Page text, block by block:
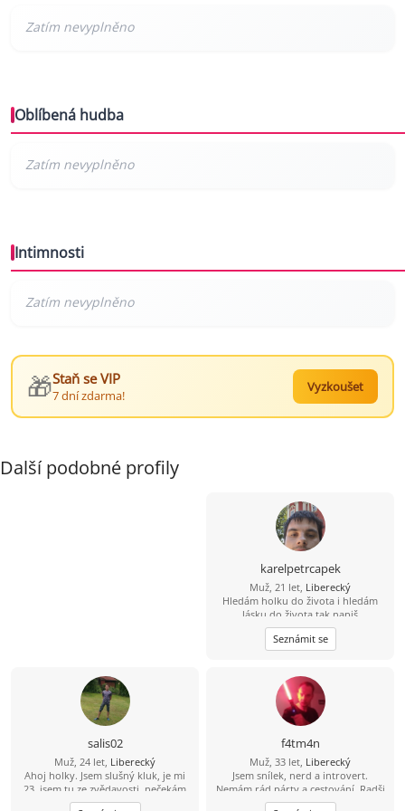
Oblíbená hudba
Intimnosti
🎁Staň se VIP
7 dní zdarma!
Vyzkoušet
Další podobné profily
karelpetrcapek
Muž, 21 let, Liberecký
Hledám holku do života i hledám
lásku do života tak napiš
Seznámit se
salis02
Muž, 24 let, Liberecký
Ahoj holky. Jsem slušný kluk, je mi
23, jsem tu ze zvědavosti, nečekám
tu žádný zázraky, ale co kdyby.. Jinak
f4tm4n
Muž, 33 let, Liberecký
Jsem snílek, nerd a introvert.
Nemám rád párty a cestování. Radši
si čtu nebo se projdu a rád